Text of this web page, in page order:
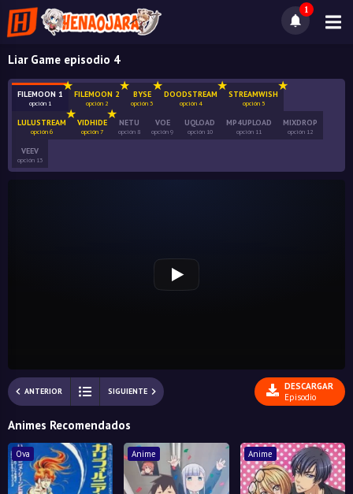
1
Liar Game episodio 4
FILEMOON 1
opción 1
FILEMOON 2
opción 2
BYSE
opción 3
DOODSTREAM
opción 4
STREAMWISH
opción 5
LULUSTREAM
opción 6
VIDHIDE
opción 7
NETU
opción 8
VOE
opción 9
UQLOAD
opción 10
MP4UPLOAD
opción 11
MIXDROP
opción 12
VEEV
opción 13
ANTERIOR SIGUIENTE
DESCARGAR
Episodio
Animes Recomendados
Ova Anime Anime